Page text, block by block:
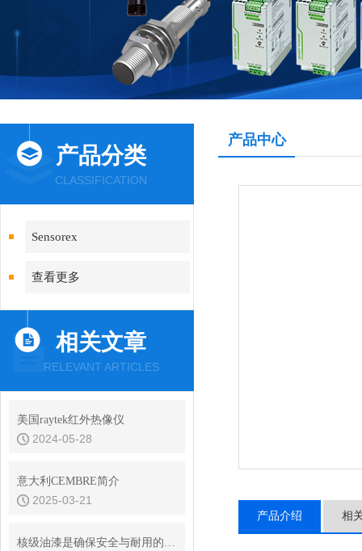
产品分类
CLASSIFICATION
Sensorex
查看更多
相关文章
RELEVANT ARTICLES
美国raytek红外热像仪
2024-05-28
意大利CEMBRE简介
2025-03-21
核级油漆是确保安全与耐用的材料
产品中心
产品介绍 相